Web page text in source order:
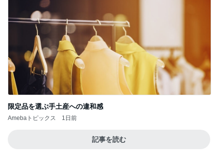
限定品を選ぶ手土産への違和感
Amebaトピックス 1日前
記事を読む